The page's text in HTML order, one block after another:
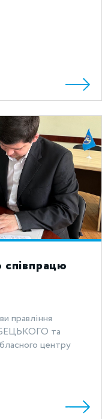
співпрацю
правління
та
центру